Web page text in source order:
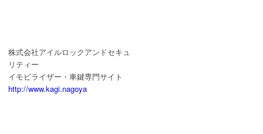
株式会社アイルロックアンドセキュ
リティー
イモビライザー・車鍵専門サイト
http://www.kagi.nagoya